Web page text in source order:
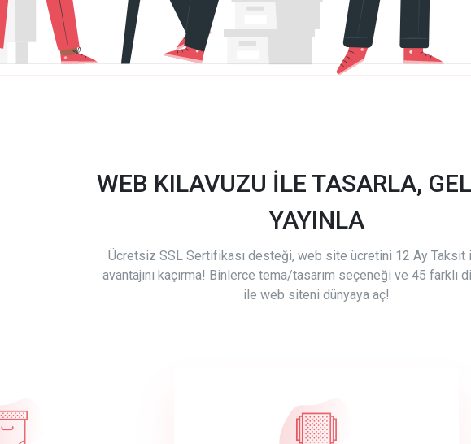
WEB KILAVUZU İLE TASARLA,
YAYINLA
Ücretsiz SSL Sertifikası desteği, web site ücretini 12 Ay Taksit
avantajını kaçırma! Binlerce tema/tasarım seçeneği ve 45 farklı
ile web siteni dünyaya aç!